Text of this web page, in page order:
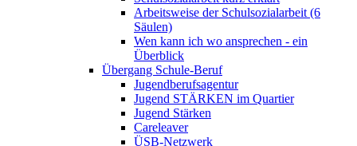
Arbeitsweise der Schulsozialarbeit (6
Säulen)
Wen kann ich wo ansprechen - ein
Überblick
Übergang Schule-Beruf
Jugendberufsagentur
Jugend STÄRKEN im Quartier
Jugend Stärken
Careleaver
ÜSB-Netzwerk